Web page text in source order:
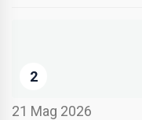
2
21 Mag 2026